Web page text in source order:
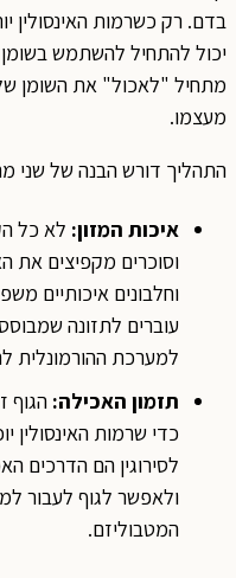
בדם. רק כשרמות האינסולין
יכול להתחיל להשתמש בשומן
מתחיל "לאכול" את השומן של
מעצמו.
התהליך דורש הבנה של שני
איכות המזון:לא כל
וסוכרים מקפיצים את
וחלבונים איכותיים
עוברים לתזונה
למערכת ההורמונלית
תזמון האכילה:הגוף
כדי שרמות האינסולין
לסירוגין הם הדרכים
ולאפשר לגוף לעבור
המטבוליזם.